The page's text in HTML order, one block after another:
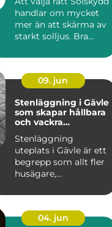
handlar om mycket
mer än att skärma av
starkt solljus. Bra
09. jun
Stenläggning i Gävle
som skapar hållbara
och vackra
Stenläggning
uteplats i Gävle är ett
begrepp som allt fler
husägare,
04. jun